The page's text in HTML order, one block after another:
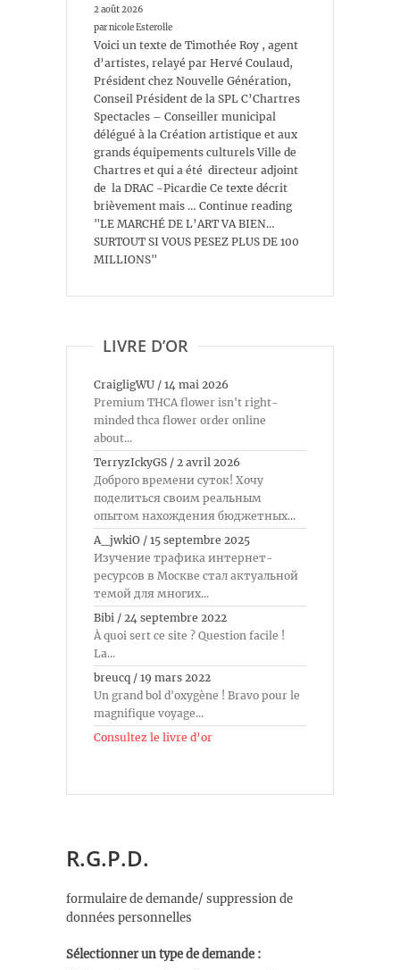
2 août 2026
par nicole Esterolle
Voici un texte de Timothée Roy , agent
d’artistes, relayé par Hervé Coulaud,
Président chez Nouvelle Génération,
Conseil Président de la SPL C’Chartres
Spectacles – Conseiller municipal
délégué à la Création artistique et aux
grands équipements culturels Ville de
Chartres et qui a été directeur adjoint
de la DRAC -Picardie Ce texte décrit
brièvement mais … Continue reading
"LE MARCHÉ DE L’ART VA BIEN…
SURTOUT SI VOUS PESEZ PLUS DE 100
MILLIONS"
LIVRE D’OR
CraigligWU / 14 mai 2026
Premium THCA flower isn't right-
minded thca flower order online
about...
TerryzIckyGS / 2 avril 2026
Доброго времени суток! Хочу
поделиться своим реальным
опытом нахождения бюджетных...
A_jwkiO / 15 septembre 2025
Изучение трафика интернет-
ресурсов в Москве стал актуальной
темой для многих...
Bibi / 24 septembre 2022
À quoi sert ce site ? Question facile !
La...
breucq / 19 mars 2022
Un grand bol d'oxygène ! Bravo pour le
magnifique voyage...
Consultez le livre d’or
R.G.P.D.
formulaire de demande/ suppression de
données personnelles
Sélectionner un type de demande :